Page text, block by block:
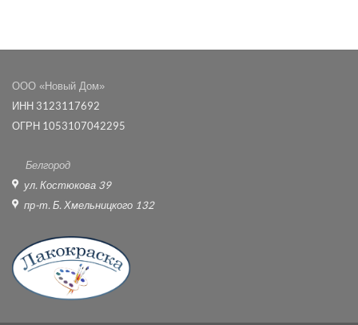
ООО «Новый Дом»
ИНН 3123117692
ОГРН 1053107042295
Белгород
ул. Костюкова 39
пр-т. Б. Хмельницкого 132